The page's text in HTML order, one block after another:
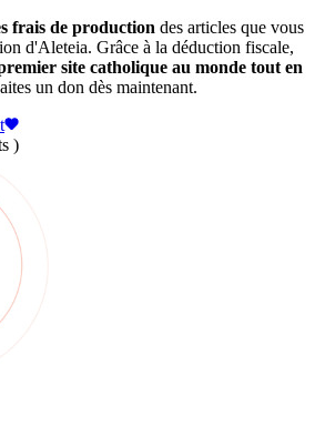
frais de production des articles que vous
d'Aleteia. Grâce à la déduction fiscale,
site catholique au monde tout en
un don dès maintenant.
)